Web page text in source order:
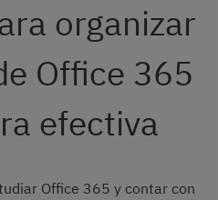
organizar
Office 365
efectiva
Office 365 y contar con